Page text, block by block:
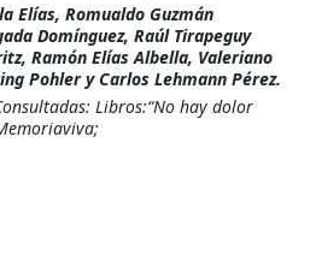
Elías, Romualdo Guzmán
Domínguez, Raúl Tirapeguy
Ramón Elías Albella, Valeriano
Pohler y Carlos Lehmann Pérez.
Libros:“No hay dolor